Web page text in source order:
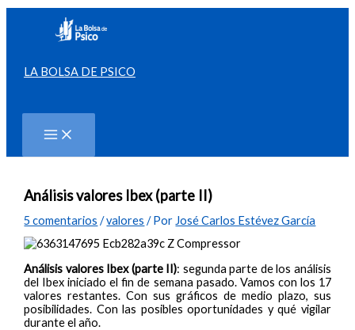
contenido
LA BOLSA DE PSICO
Análisis valores Ibex (parte II)
5 comentarios /valores / Por José Carlos Estévez García
Análisis valores Ibex (parte II): segunda parte de los análisis
del Ibex iniciado el fin de semana pasado. Vamos con los 17
valores restantes. Con sus gráficos de medio plazo, sus
posibilidades. Con las posibles oportunidades y qué vigilar
durante el año.